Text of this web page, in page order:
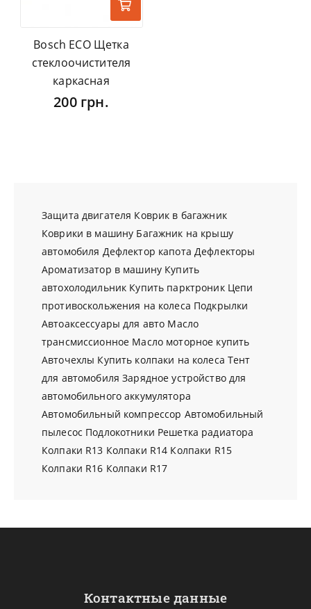
Bosch ECO Щетка
стеклоочистителя
каркасная
200 грн.
Защита двигателя Коврик в багажник
Коврики в машину Багажник на крышу
автомобиля Дефлектор капота Дефлекторы
Ароматизатор в машину Купить
автохолодильник Купить парктроник Цепи
противоскольжения на колеса Подкрылки
Автоаксессуары для авто Масло
трансмиссионное Масло моторное купить
Авточехлы Купить колпаки на колеса Тент
для автомобиля Зарядное устройство для
автомобильного аккумулятора
Автомобильный компрессор Автомобильный
пылесос Подлокотники Решетка радиатора
Колпаки R13 Колпаки R14 Колпаки R15
Колпаки R16 Колпаки R17
Контактные данные